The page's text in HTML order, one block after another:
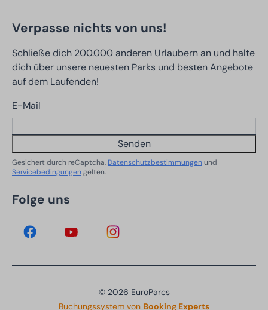
Verpasse nichts von uns!
Schließe dich 200.000 anderen Urlaubern an und halte
dich über unsere neuesten Parks und besten Angebote
auf dem Laufenden!
E-Mail
Senden
Gesichert durch reCaptcha, Datenschutzbestimmungen und
Servicebedingungen gelten.
Folge uns
© 2026 EuroParcs
Buchungssystem von Booking Experts